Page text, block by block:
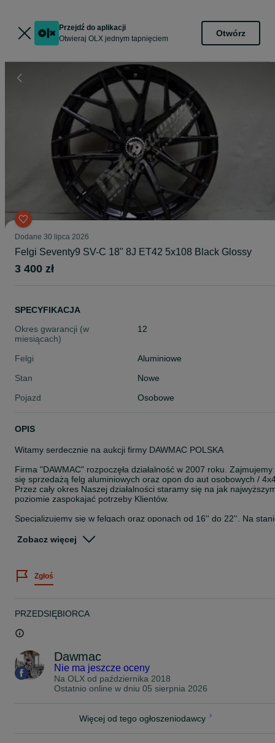
Przejdź do aplikacji
Otwieraj OLX jednym tapnięciem
Otwórz
Dodane 30 lipca 2026
Felgi Seventy9 SV-C 18" 8J ET42 5x108 Black Glossy
3 400 zł
SPECYFIKACJA
Okres gwarancji (w
miesiącach)
12
Felgi
Aluminiowe
Stan
Nowe
Pojazd
Osobowe
OPIS
Witamy serdecznie na aukcji firmy DAWMAC POLSKA
Firma "DAWMAC" rozpoczęła działalność w 2007 roku. Zajmujemy
się sprzedażą felg aluminiowych oraz opon do aut osobowych /
Przez cały okres Naszej działalności staramy się na jak
poziomie zaspokajać potrzeby Klientów.
Specjalizujemy się w felgach oraz oponach od 16'' do 22''. Na
przedstawicielem takich Firm jak: ISPIRI, OEMS, VEEMANN,
Zawsze staramy się stanąć na wysokości zadania jeśli chodzi o
pomoc w doborze felg do Państwa auta.
Kolor: Black Glossy
Max Load 680 kg
Zobacz więcej
Zgłoś
PRZEDSIĘBIORCA
Dawmac
Nie ma jeszcze oceny
Na OLX od października 2018
Ostatnio online w dniu 05 sierpnia 2026
Więcej od tego ogłoszeniodawcy